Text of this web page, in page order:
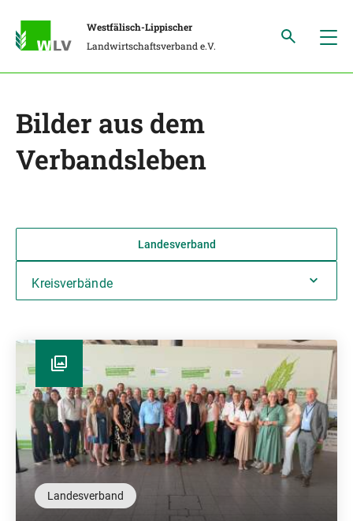
Westfälisch-Lippischer
Landwirtschaftsverband e.V.
Bilder aus dem
Verbandsleben
Landesverband
Kreisverbände
Landesverband